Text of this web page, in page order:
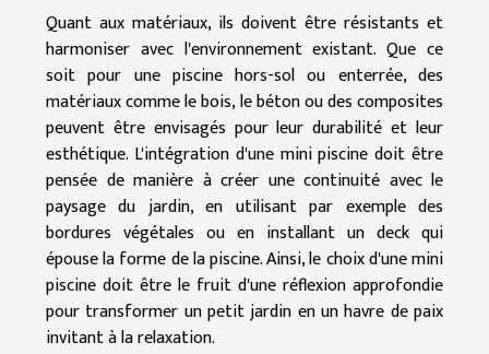
Quant aux matériaux, ils doivent être résistants et
harmoniser avec l'environnement existant. Que ce
soit pour une piscine hors-sol ou enterrée, des
matériaux comme le bois, le béton ou des composites
peuvent être envisagés pour leur durabilité et leur
esthétique. L'intégration d'une mini piscine doit être
pensée de manière à créer une continuité avec le
paysage du jardin, en utilisant par exemple des
bordures végétales ou en installant un deck qui
épouse la forme de la piscine. Ainsi, le choix d'une mini
piscine doit être le fruit d'une réflexion approfondie
pour transformer un petit jardin en un havre de paix
invitant à la relaxation.